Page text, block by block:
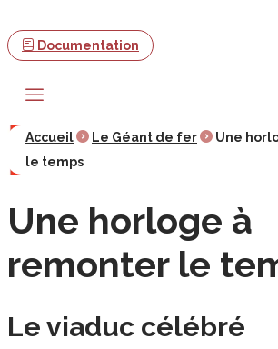
Documentation
Accueil Le Géant de fer
Une
le temps
Une horloge à
remonter le
Le viaduc célébré